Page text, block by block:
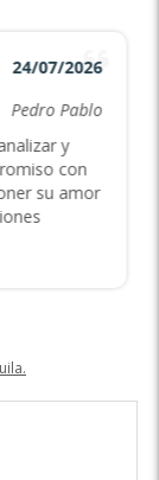
24/07/2026
Pedro Pablo
y
con
su amor